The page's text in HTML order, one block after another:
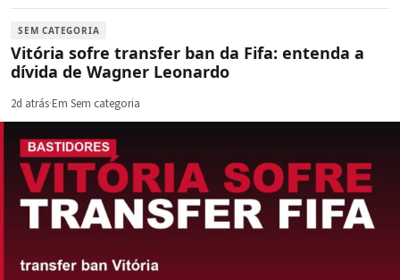
SEM CATEGORIA
Vitória sofre transfer ban da Fifa: entenda a
dívida de Wagner Leonardo
2d atrás·Em Sem categoria